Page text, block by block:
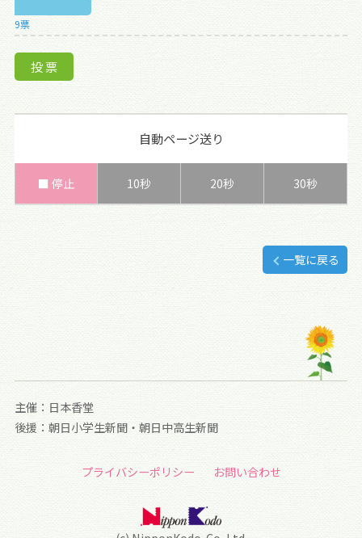
9票
自動ページ送り
■ 停止 10秒 20秒 30秒
一覧に戻る
主催：日本香堂
後援：朝日小学生新聞・朝日中高生新聞
プライバシーポリシー お問い合わせ